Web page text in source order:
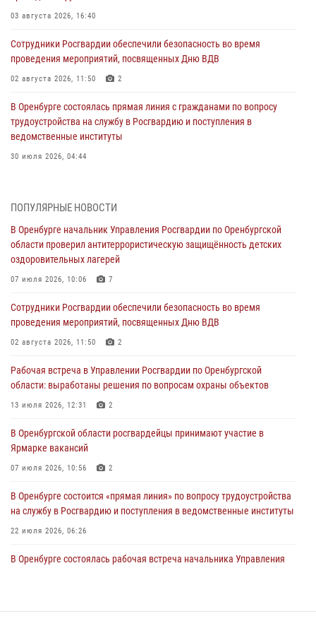
03 августа 2026, 16:40
Сотрудники Росгвардии обеспечили безопасность во время
проведения мероприятий, посвященных Дню ВДВ
02 августа 2026, 11:50 2
В Оренбурге состоялась прямая линия с гражданами по вопросу
трудоустройства на службу в Росгвардию и поступления в
ведомственные институты
30 июля 2026, 04:44
28 июля 2026, 09:41 1
Росгвардейцы обеспечили правопорядок на праздновании Дня
ВМФ в Оренбурге
27 июля 2026, 14:36 2
жизненной ситуации (ВИДЕО)
26 июля 2026, 14:45
образовательных учреждений к новому учебному году
24 июля 2026, 12:25
проведён рейд по строительным объектам
23 июля 2026, 10:47
ПОПУЛЯРНЫЕ НОВОСТИ
В Оренбурге начальник Управления Росгвардии по Оренбургской
области проверил антитеррористическую защищённость детских
оздоровительных лагерей
07 июля 2026, 10:06 7
Сотрудники Росгвардии обеспечили безопасность во время
проведения мероприятий, посвященных Дню ВДВ
02 августа 2026, 11:50 2
Рабочая встреча в Управлении Росгвардии по Оренбургской
области: выработаны решения по вопросам охраны объектов
13 июля 2026, 12:31 2
В Оренбургской области росгвардейцы принимают участие в
Ярмарке вакансий
07 июля 2026, 10:56 2
В Оренбурге состоится «прямая линия» по вопросу трудоустройства
на службу в Росгвардию и поступления в ведомственные институты
22 июля 2026, 06:26
В Оренбурге состоялась рабочая встреча начальника Управления